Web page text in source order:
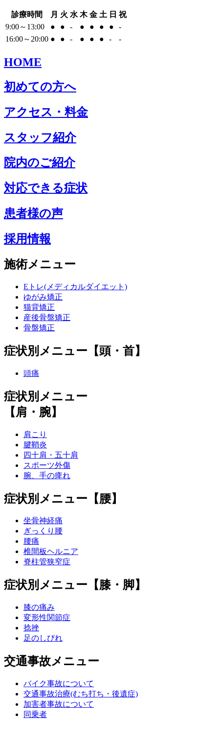
診療時間 月 火 水 木 金 土 日 祝
9:00～13:00
● ● - ● ● ● ●
-
16:00～20:00 ● ● - ● ● ● - -
HOME
初めての方へ
アクセス・料金
スタッフ紹介
院内のご紹介
対応できる症状
患者様の声
採用情報
施術メニュー
Eトレ(メディカルダイエット)
ゆがみ矯正
猫背矯正
産後骨盤矯正
骨盤矯正
症状別メニュー【頭・首】
頭痛
症状別メニュー
【肩・腕】
肩こり
腱鞘炎
四十肩・五十肩
スポーツ外傷
腕、手の痺れ
症状別メニュー【腰】
坐骨神経痛
ぎっくり腰
腰痛
椎間板ヘルニア
脊柱管狭窄症
症状別メニュー【膝・脚】
膝の痛み
変形性関節症
捻挫
足のしびれ
交通事故メニュー
バイク事故について
交通事故治療(むち打ち・後遺症)
加害者事故について
同乗者